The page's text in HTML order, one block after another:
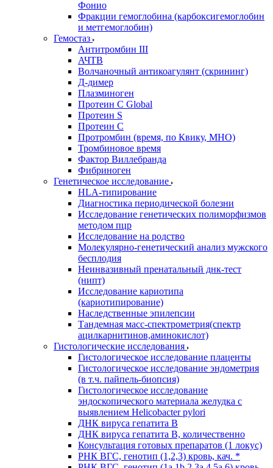
Фонио
Фракции гемоглобина (карбоксигемоглобин
и метгемоглобин)
Гемостаз
Антитромбин III
АЧТВ
Волчаночный антикоагулянт (скрининг)
Д-димер
Плазминоген
Протеин C Global
Протеин S
Протеин С
Протромбин (время, по Квику, МНО)
Тромбиновое время
Фактор Виллебранда
Фибриноген
Генетическое исследование
HLA-типирование
Диагностика периодической болезни
Исследование генетических полиморфизмов
методом пцр
Исследование на родство
Молекулярно-генетический анализ мужского
бесплодия
Неинвазивный пренатальный днк-тест
(нипт)
Исследование кариотипа
(кариотипирование)
Наследственные эпилепсии
Тандемная масс-спектрометрия(спектр
ацилкарнитинов,аминокислот)
Гистологические исследования
Гистологическое исследование плаценты
Гистологическое исследование эндометрия
(в т.ч. пайпель-биопсия)
Гистологическое исследование
эндоскопического материала желудка с
выявлением Helicobacter pylori
ДНК вируса гепатита B
ДНК вируса гепатита B, количественно
Консультация готовых препаратов (1 локус)
РНК ВГC, генотип (1,2,3) кровь, кач. *